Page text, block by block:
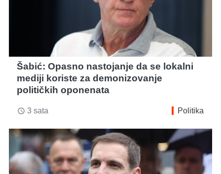
Šabić: Opasno nastojanje da se lokalni
mediji koriste za demonizovanje
političkih oponenata
access_time 3 sata Politika